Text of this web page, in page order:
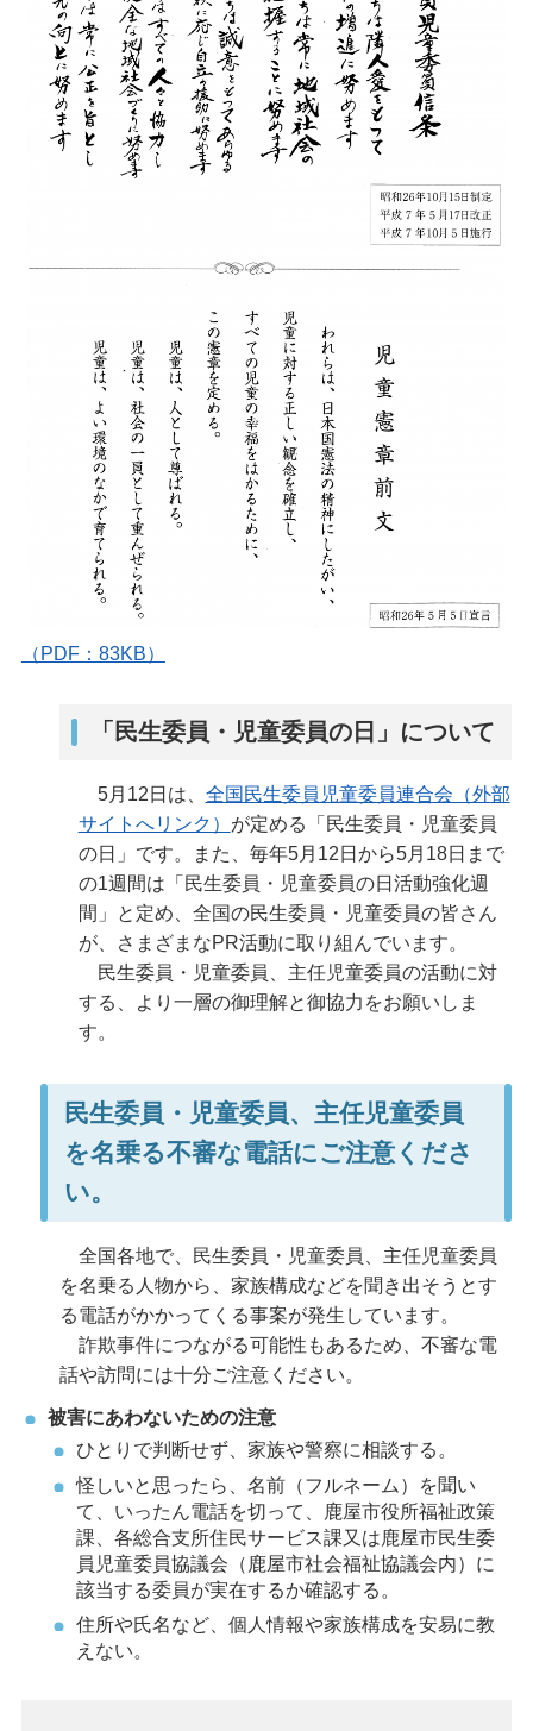
（PDF：83KB）
「民生委員・児童委員の日」について
5月12日は、 全国民生委員児童委員連合会（外部
サイトへリンク） が定める「民生委員・児童委員
の日」です。また、毎年5月12日から5月18日まで
の1週間は「民生委員・児童委員の日活動強化週
間」と定め、全国の民生委員・児童委員の皆さん
が、さまざまなPR活動に取り組んでいます。
民生委員・児童委員、主任児童委員の活動に対
する、より一層の御理解と御協力をお願いしま
す。
民生委員・児童委員、主任児童委員
を名乗る不審な電話にご注意くださ
い。
全国各地で、民生委員・児童委員、主任児童委員
を名乗る人物から、家族構成などを聞き出そうとす
る電話がかかってくる事案が発生しています。
詐欺事件につながる可能性もあるため、不審な電
話や訪問には十分ご注意ください。
被害にあわないための注意
ひとりで判断せず、家族や警察に相談する。
怪しいと思ったら、名前（フルネーム）を聞い
て、いったん電話を切って、鹿屋市役所福祉政策
課、各総合支所住民サービス課又は鹿屋市民生委
員児童委員協議会（鹿屋市社会福祉協議会内）に
該当する委員が実在するか確認する。
住所や氏名など、個人情報や家族構成を安易に教
えない。